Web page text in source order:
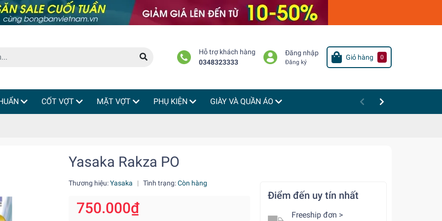
Hỗ trợ khách hàng
0348323333
Đăng nhập
Đăng ký
Giỏ hàng 0
CỐT VỢT MẶT VỢT PHỤ KIỆN GIÀY VÀ QUẦN ÁO
Yasaka Rakza PO
Thương hiệu:Yasaka | Tình trạng:Còn hàng
750.000₫
Điểm đến uy tín nhất
Freeship đơn >